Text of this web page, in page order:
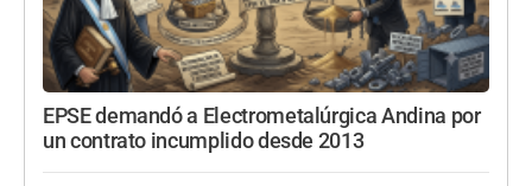
EPSE demandó a Electrometalúrgica Andina por
un contrato incumplido desde 2013